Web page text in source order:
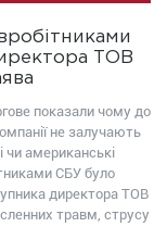
ТОВ
показали чому до
не залучають
чи американські
СБУ було
директора ТОВ
травм, струсу